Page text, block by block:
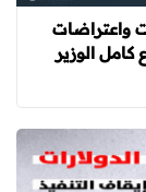
واعتراضات
الوزير